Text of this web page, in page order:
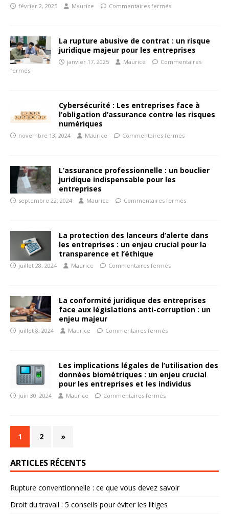
février 2, 2025 Maurice Commentaires fermés
La rupture abusive de contrat : un risque
juridique majeur pour les entreprises
janvier 17, 2025 Maurice
Commentaires
fermés
Cybersécurité : Les entreprises face à
l’obligation d’assurance contre les risques
numériques
novembre 13, 2024 Maurice Commentaires fermés
L’assurance professionnelle : un bouclier
juridique indispensable pour les
entreprises
septembre 22, 2024 Maurice Commentaires fermés
La protection des lanceurs d’alerte dans
les entreprises : un enjeu crucial pour la
transparence et l’éthique
juillet 28, 2024 Maurice Commentaires fermés
La conformité juridique des entreprises
face aux législations anti-corruption : un
enjeu majeur
juillet 8, 2024 Maurice Commentaires fermés
Les implications légales de l’utilisation des
données biométriques : un enjeu crucial
pour les entreprises et les individus
juin 30, 2024 Maurice Commentaires fermés
1 2 »
ARTICLES RÉCENTS
Rupture conventionnelle : ce que vous devez savoir
Droit du travail : 5 conseils pour éviter les litiges